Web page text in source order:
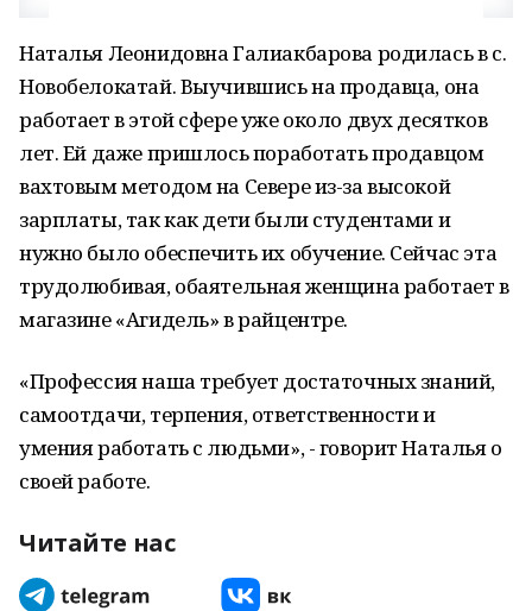
Наталья Леонидовна Галиакбарова родилась в с.
Новобелокатай. Выучившись на продавца, она
работает в этой сфере уже около двух десятков
лет. Ей даже пришлось поработать продавцом
вахтовым методом на Севере из-за высокой
зарплаты, так как дети были студентами и
нужно было обеспечить их обучение. Сейчас эта
трудолюбивая, обаятельная женщина работает в
магазине «Агидель» в райцентре.
«Профессия наша требует достаточных знаний,
самоотдачи, терпения, ответственности и
умения работать с людьми», - говорит Наталья о
своей работе.
Читайте нас